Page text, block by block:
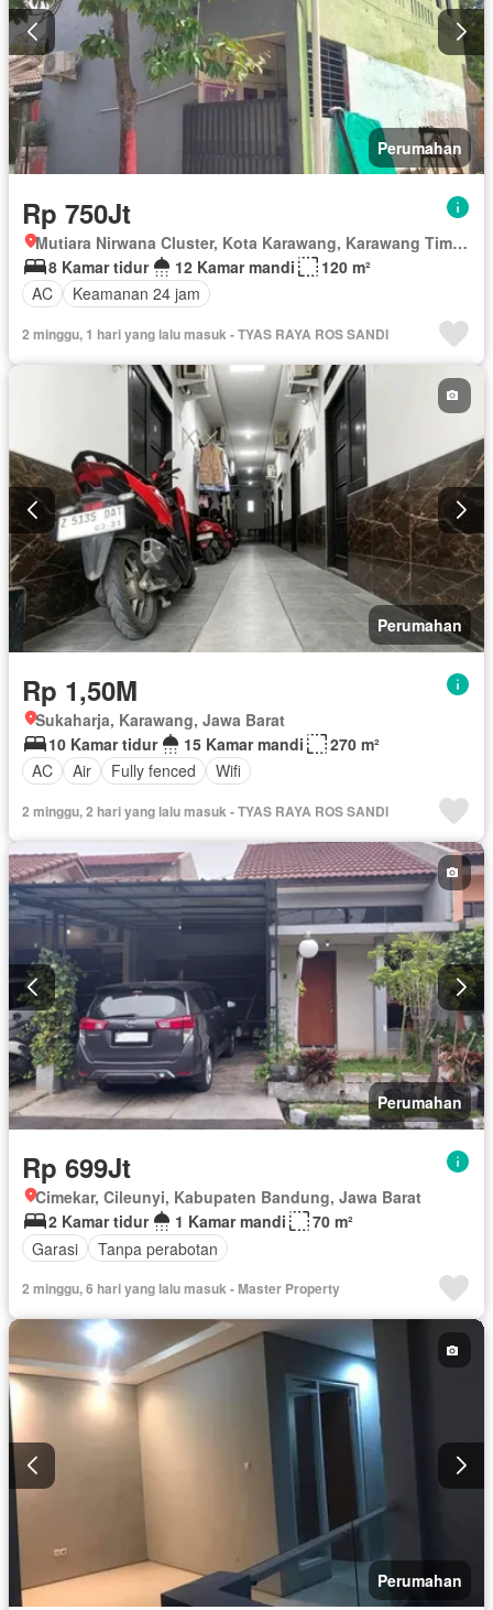
Perumahan
Rp 750Jt
Mutiara Nirwana Cluster, Kota Karawang, Karawang Timur, Karawang, Jawa Barat
8 Kamar tidur
12 Kamar mandi
120 m²
AC
Keamanan 24 jam
2 minggu, 1 hari yang lalu masuk - TYAS RAYA ROS SANDI
Perumahan
Rp 1,50M
Sukaharja, Karawang, Jawa Barat
10 Kamar tidur
15 Kamar mandi
270 m²
AC
Air Fully fenced Wifi
2 minggu, 2 hari yang lalu masuk - TYAS RAYA ROS SANDI
Perumahan
Rp 699Jt
Cimekar, Cileunyi, Kabupaten Bandung, Jawa Barat
2 Kamar tidur
1 Kamar mandi
70 m²
Garasi
Tanpa perabotan
2 minggu, 6 hari yang lalu masuk - Master Property
Perumahan